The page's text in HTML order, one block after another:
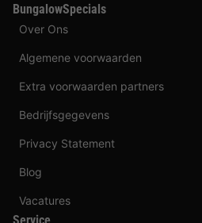
BungalowSpecials
Over Ons
Algemene voorwaarden
Extra voorwaarden partners
Bedrijfsgegevens
Privacy Statement
Blog
Vacatures
Service